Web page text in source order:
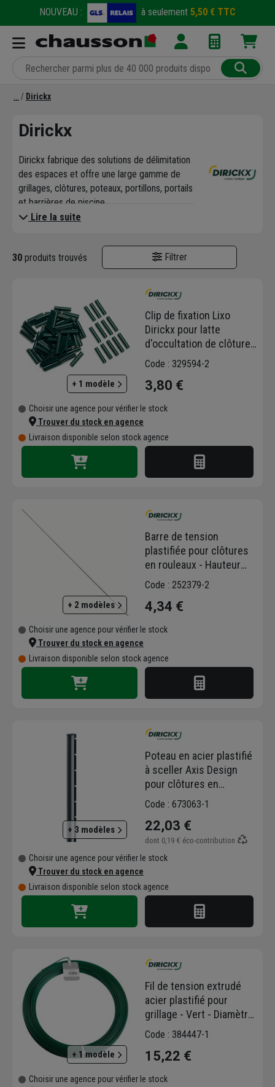
NOUVEAU : à seulement 5,50 € TTC
Dirickx
Dirickx
Dirickx fabrique des solutions de délimitation
des espaces et offre une large gamme de
grillages, clôtures, poteaux, portillons, portails
et barrières de piscine.
Lire la suite
30 produits trouvés Filtrer
+ 1 modèle
Clip de fixation Lixo
Dirickx pour latte
d'occultation de clôture -
vert RAL 6005 - lot de
Code : 329594-2
3,80 €
Choisir une agence pour vérifier le stock
Trouver du stock en agence
Livraison disponible selon stock agence
+ 2 modèles
Barre de tension
plastifiée pour clôtures
en rouleaux - Hauteur
1,55 m - Diamètre Ø 7
Code : 252379-2
4,34 €
Choisir une agence pour vérifier le stock
Trouver du stock en agence
Livraison disponible selon stock agence
+ 3 modèles
Poteau en acier plastifié
à sceller Axis Design
pour clôtures en
panneaux Dirickx -
Code : 673063-1
22,03 €
dont 0,19 € éco-contribution
Choisir une agence pour vérifier le stock
Trouver du stock en agence
Livraison disponible selon stock agence
+ 1 modèle
Fil de tension extrudé
acier plastifié pour
grillage - Vert - Diamètre
2,4 MM - Longueur
100,00 M
Code : 384447-1
15,22 €
Choisir une agence pour vérifier le stock